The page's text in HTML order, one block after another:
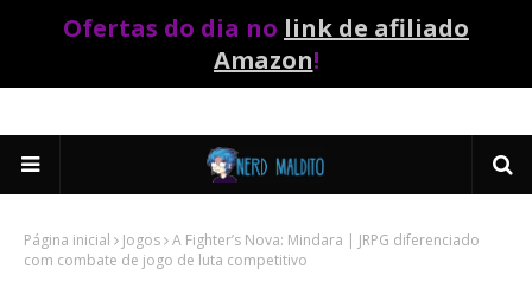
Ofertas do dia no link de afiliado
Amazon!
Página inicial Jogos A Fighter’s Nova: Mindara | JRPG diferenciado
com combate de jogo de luta competitivo